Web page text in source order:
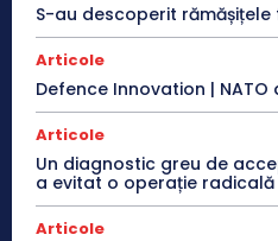
S-au descoperit rămășițele
Articole
Defence Innovation |
Articole
Un diagnostic greu de
a evitat o operație radicală
Articole